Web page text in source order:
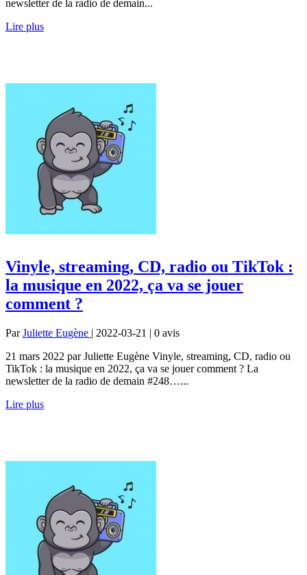
newsletter de la radio de demain...
Lire plus
Vinyle, streaming, CD, radio ou TikTok :
la musique en 2022, ça va se jouer
comment ?
ParJuliette Eugène | 2022-03-21 | 0 avis
21 mars 2022 par Juliette Eugène Vinyle, streaming, CD, radio ou
TikTok : la musique en 2022, ça va se jouer comment ? La
newsletter de la radio de demain #248…...
Lire plus